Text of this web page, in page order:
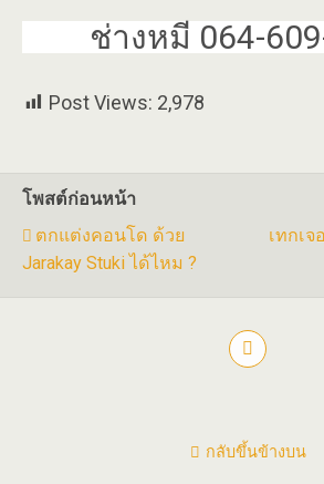
ช่างหมี 064-
Post Views: 2,978
โพสต์ก่อนหน้า
ตกแต่งคอนโด ด้วย
Jarakay Stuki ได้ไหม ?
เทกเ
กลับขึ้นข้างบน